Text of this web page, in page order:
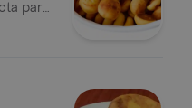
para
del